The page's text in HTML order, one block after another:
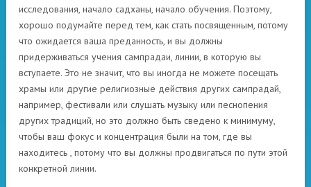
исследования, начало садханы, начало обучения. Поэтому,
хорошо подумайте перед тем, как стать посвященным, потому
что ожидается ваша преданность, и вы должны
придерживаться учения сампрадаи, линии, в которую вы
вступаете. Это не значит, что вы иногда не можете посещать
храмы или другие религиозные действия других сампрадай,
например, фестивали или слушать музыку или песнопения
других традиций, но это должно быть сведено к минимуму,
чтобы ваш фокус и концентрация были на том, где вы
находитесь , потому что вы должны продвигаться по пути этой
конкретной линии.